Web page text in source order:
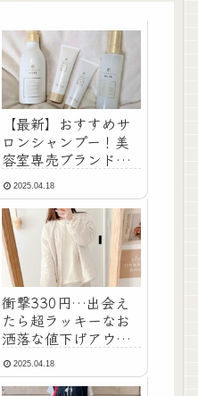
【最新】おすすめサ
ロンシャンプー！美
容室専売ブランドの
ヘアケアアイテムを
紹介。カラーケア、
スタイリング剤、ド
ラッグストアで買え
る品も
2025.04.18
衝撃330円…出会え
たら超ラッキーなお
洒落な値下げアウタ
ー9選
2025.04.18